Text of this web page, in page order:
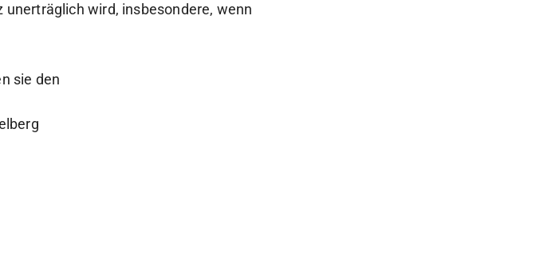
wird, insbesondere, wenn
sie den